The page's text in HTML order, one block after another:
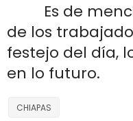
Es de
de los
festejo del día,
en lo futuro.
CHIAPAS